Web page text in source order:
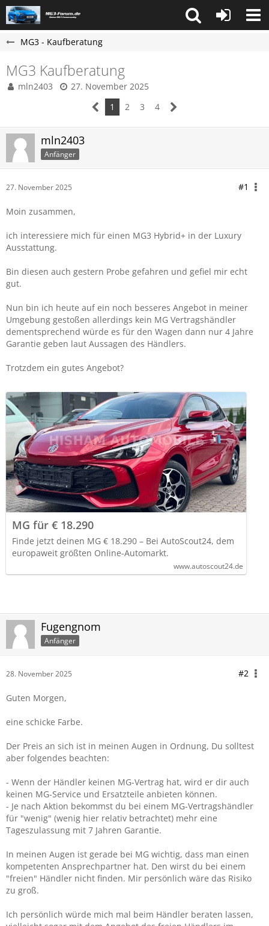
MG3 - Kaufberatung
MG3 Kaufberatung
mln2403
27. November 2025
1
2 3 4
mln2403
Anfänger
27. November 2025 #1
Moin zusammen,
ich interessiere mich für einen MG3 Hybrid+ in der Luxury
Ausstattung.
Bin diesen auch gestern Probe gefahren und gefiel mir echt
gut.
Nun bin ich heute auf ein noch besseres Angebot in meiner
Umgebung gestoßen allerdings kein MG Vertragshändler
dementsprechend würde es für den Wagen dann nur 4 Jahre
Garantie geben laut Aussagen des Händlers.
Trotzdem ein gutes Angebot?
MG für € 18.290
Finde jetzt deinen MG € 18.290 – Bei AutoScout24, dem
europaweit größten Online-Automarkt.
www.autoscout24.de
Fugengnom
Anfänger
28. November 2025 #2
Guten Morgen,
eine schicke Farbe.
Der Preis an sich ist in meinen Augen in Ordnung, Du solltest
aber folgendes beachten:
- Wenn der Händler keinen MG-Vertrag hat, wird er dir auch
keinen MG-Service und Ersatzteile anbieten können.
- Je nach Aktion bekommst du bei einem MG-Vertragshändler
für "wenig" (wenig hier relativ betrachtet) mehr eine
Tageszulassung mit 7 Jahren Garantie.
In meinen Augen ist gerade bei MG wichtig, dass man einen
kompetenten Ansprechpartner hat. Den wirst du bei einem
"freien" Händler nicht finden. Mir persönlich wäre das Risiko
zu groß.
Ich persönlich würde mich mal beim Händler beraten lassen,